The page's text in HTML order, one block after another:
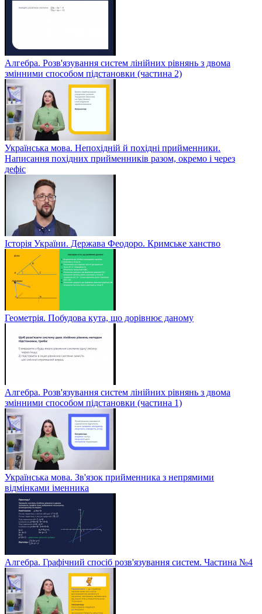
Алгебра. Розв'язування систем лінійних рівнянь з двома
змінними способом підстановки (частина 2)
Українська мова. Непохідній й похідні прийменники.
Написання похідних прийменників разом, окремо і через
дефіс
Історія України. Держава Феодоро. Кримське ханство
Геометрія. Побудова кута, що дорівнює даному
Алгебра. Розв'язування систем лінійних рівнянь з двома
змінними способом підстановки (частина 1)
Українська мова. Зв'язок прийменника з непрямими
відмінками іменника
Алгебра. Графічний спосіб розв'язування систем. Частина №4